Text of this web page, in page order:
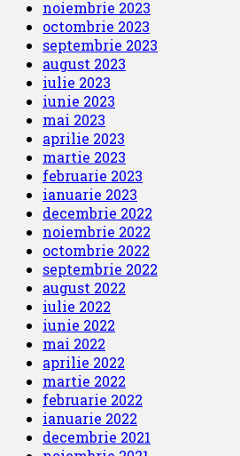
noiembrie 2023
octombrie 2023
septembrie 2023
august 2023
iulie 2023
iunie 2023
mai 2023
aprilie 2023
martie 2023
februarie 2023
ianuarie 2023
decembrie 2022
noiembrie 2022
octombrie 2022
septembrie 2022
august 2022
iulie 2022
iunie 2022
mai 2022
aprilie 2022
martie 2022
februarie 2022
ianuarie 2022
decembrie 2021